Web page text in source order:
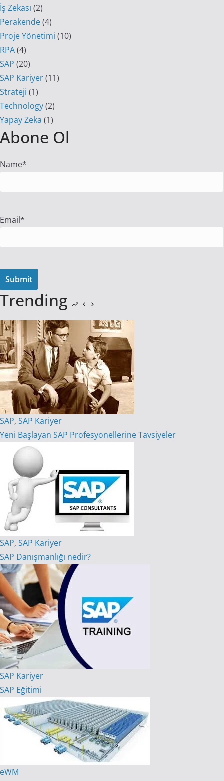
İş Zekası (2)
Perakende(4)
Proje Yönetimi (10)
RPA(4)
SAP (20)
SAP Kariyer(11)
Strateji (1)
Technology(2)
Yapay Zeka (1)
Abone Ol
Name*
Email*
Trending
SAP, SAP Kariyer
Yeni Başlayan SAP Profesyonellerine Tavsiyeler
SAP, SAP Kariyer
SAP Danışmanlığı nedir?
SAP Kariyer
SAP Eğitimi
eWM